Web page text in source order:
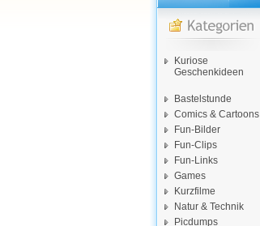
Kuriose
Geschenkideen
Bastelstunde
Comics & Cartoons
Fun-Bilder
Fun-Clips
Fun-Links
Games
Kurzfilme
Natur & Technik
Picdumps